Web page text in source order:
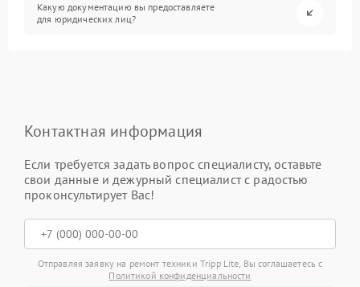
Какую документацию вы предоставляете
для юридических лиц?
Контактная информация
Если требуется задать вопрос специалисту, оставьте
свои данные и дежурный специалист с радостью
проконсультирует Вас!
Отправляя заявку на ремонт техники Tripp Lite, Вы соглашаетесь с
Политикой конфиденциальности